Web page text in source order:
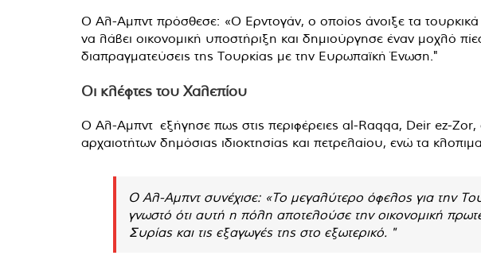
Ο Αλ-Αμπντ πρόσθεσε: «Ο Ερντογάν, ο οποίος άνοιξε τα
να λάβει οικονομική υποστήριξη και δημιούργησε έναν μοχλό
διαπραγματεύσεις της Τουρκίας με την Ευρωπαϊκή Ένωση."
Οι κλέφτες του Χαλεπίου
Ο Αλ-Αμπντ εξήγησε πως στις περιφέρειες al-Raqqa, Deir ez-Zor,
αρχαιοτήτων δημόσιας ιδιοκτησίας και πετρελαίου, ενώ τα
Ο Αλ-Αμπντ συνέχισε: «Το μεγαλύτερο όφελος για την
γνωστό ότι αυτή η πόλη αποτελούσε την οικονομική
Συρίας και τις εξαγωγές της στο εξωτερικό. "